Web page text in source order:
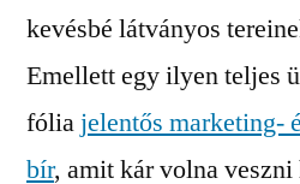
kevésbé látványos
Emellett egy ilyen teljes
fóliajelentős marketing-
bír, amit kár volna